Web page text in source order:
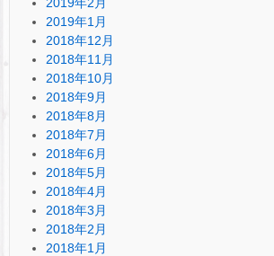
2019年1月
2018年12月
2018年11月
2018年10月
2018年9月
2018年8月
2018年7月
2018年6月
2018年5月
2018年4月
2018年3月
2018年2月
2018年1月